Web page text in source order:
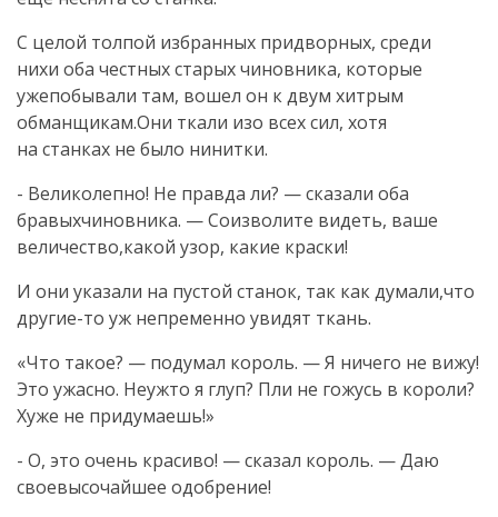
С целой толпой избранных придворных, среди
нихи оба честных старых чиновника, которые
ужепобывали там, вошел он к двум хитрым
обманщикам.Они ткали изо всех сил, хотя
на станках не было нинитки.
- Великолепно! Не правда ли? — сказали оба
бравыхчиновника. — Соизволите видеть, ваше
величество,какой узор, какие краски!
И они указали на пустой станок, так как думали,что
другие-то уж непременно увидят ткань.
«Что такое? — подумал король. — Я ничего не вижу!
Это ужасно. Неужто я глуп? Пли не гожусь в короли?
Хуже не придумаешь!»
- О, это очень красиво! — сказал король. — Даю
своевысочайшее одобрение!